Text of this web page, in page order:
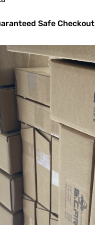
Safe Checkout